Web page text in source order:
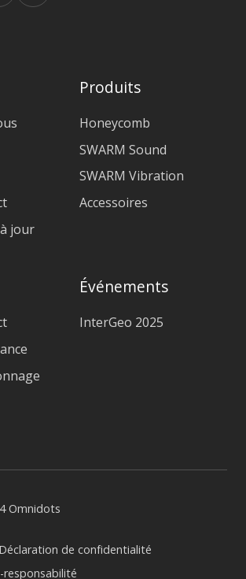
jour
Produits
Honeycomb
SWARM Sound
SWARM Vibration
Accessoires
Événements
InterGeo 2025
Omnidots
Déclaration de confidentialité
responsabilité